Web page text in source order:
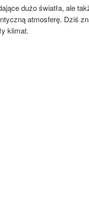
dużo światła, ale
atmosferę. Dziś
klimat.